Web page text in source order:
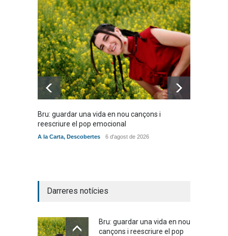
Bru: guardar una vida en nou cançons i
reescriure el pop emocional
A la Carta, Descobertes 6 d'agost de 2026
Darreres notícies
Bru: guardar una vida en nou
cançons i reescriure el pop